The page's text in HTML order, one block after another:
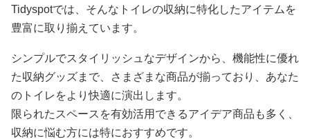
Tidyspotでは、そんなトイレの収納に特化したアイテムを
豊富に取り揃えています。
シンプルでスタイリッシュなデザインから、機能性に優れ
た収納グッズまで、さまざまな商品が揃っており、あなた
のトイレをより快適に演出します。
限られたスペースを有効活用できるアイデア商品も多く、
収納に悩む方には特におすすめです。